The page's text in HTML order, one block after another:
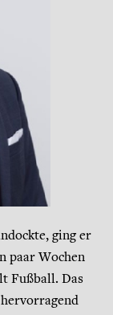
ging er
paar Wochen
Fußball. Das